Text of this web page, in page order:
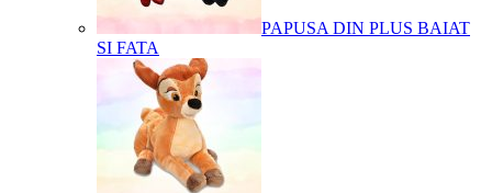
PAPUSA DIN PLUS BAIAT
SI FATA